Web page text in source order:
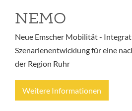
NEMO
Neue Emscher Mobilität -
Szenarienentwicklung für eine
der Region Ruhr
Weitere Informationen